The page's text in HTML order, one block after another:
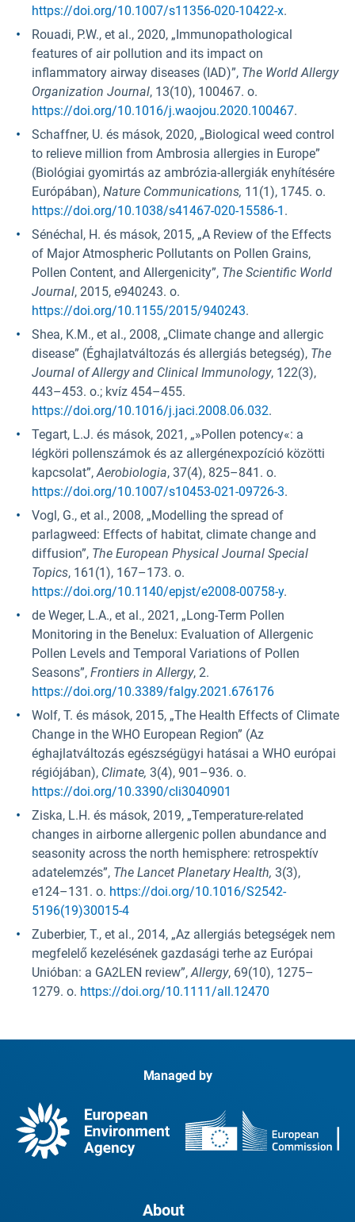
https://doi.org/10.1007/s11356-020-10422-x.
Rouadi, P.W., et al., 2020, „Immunopathological
features of air pollution and its impact on
inflammatory airway diseases (IAD)”, The World Allergy
Organization Journal, 13(10), 100467. o.
https://doi.org/10.1016/j.waojou.2020.100467.
Schaffner, U. és mások, 2020, „Biological weed control
to relieve million from Ambrosia allergies in Europe”
(Biológiai gyomirtás az ambrózia-allergiák enyhítésére
Európában), Nature Communications, 11(1), 1745. o.
https://doi.org/10.1038/s41467-020-15586-1 .
Sénéchal, H. és mások, 2015, „A Review of the Effects
of Major Atmospheric Pollutants on Pollen Grains,
Pollen Content, and Allergenicity”, The Scientific World
Journal, 2015, e940243. o.
https://doi.org/10.1155/2015/940243.
Shea, K.M., et al., 2008, „Climate change and allergic
disease” (Éghajlatváltozás és allergiás betegség), The
Journal of Allergy and Clinical Immunology, 122(3),
443–453. o.; kvíz 454–455.
https://doi.org/10.1016/j.jaci.2008.06.032.
Tegart, L.J. és mások, 2021, „»Pollen potency«: a
légköri pollenszámok és az allergénexpozíció közötti
kapcsolat”, Aerobiologia, 37(4), 825–841. o.
https://doi.org/10.1007/s10453-021-09726-3.
Vogl, G., et al., 2008, „Modelling the spread of
parlagweed: Effects of habitat, climate change and
diffusion”, The European Physical Journal Special
Topics, 161(1), 167–173. o.
https://doi.org/10.1140/epjst/e2008-00758-y.
de Weger, L.A., et al., 2021, „Long-Term Pollen
Monitoring in the Benelux: Evaluation of Allergenic
Pollen Levels and Temporal Variations of Pollen
Seasons”, Frontiers in Allergy, 2.
https://doi.org/10.3389/falgy.2021.676176
Wolf, T. és mások, 2015, „The Health Effects of Climate
Change in the WHO European Region” (Az
éghajlatváltozás egészségügyi hatásai a WHO európai
régiójában), Climate, 3(4), 901–936. o.
https://doi.org/10.3390/cli3040901
Ziska, L.H. és mások, 2019, „Temperature-related
changes in airborne allergenic pollen abundance and
seasonity across the north hemisphere: retrospektív
adatelemzés”, The Lancet Planetary Health, 3(3),
e124–131. o. https://doi.org/10.1016/S2542-
5196(19)30015-4
Zuberbier, T., et al., 2014, „Az allergiás betegségek nem
megfelelő kezelésének gazdasági terhe az Európai
Unióban: a GA2LEN review”, Allergy, 69(10), 1275–
1279. o. https://doi.org/10.1111/all.12470
Managed by
About